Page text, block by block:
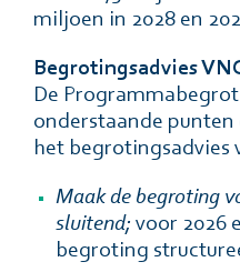
miljoen in 2028 en
Begrotingsadvies
De
onderstaande
het begrotingsadvies
Maak de begroting
sluitend; voor 2026
begroting